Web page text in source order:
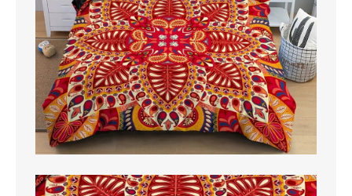
CERIMONIA
COMPLETI
GIACCHE E CAPPOTTI
MAGLIETTE
PANTALONI